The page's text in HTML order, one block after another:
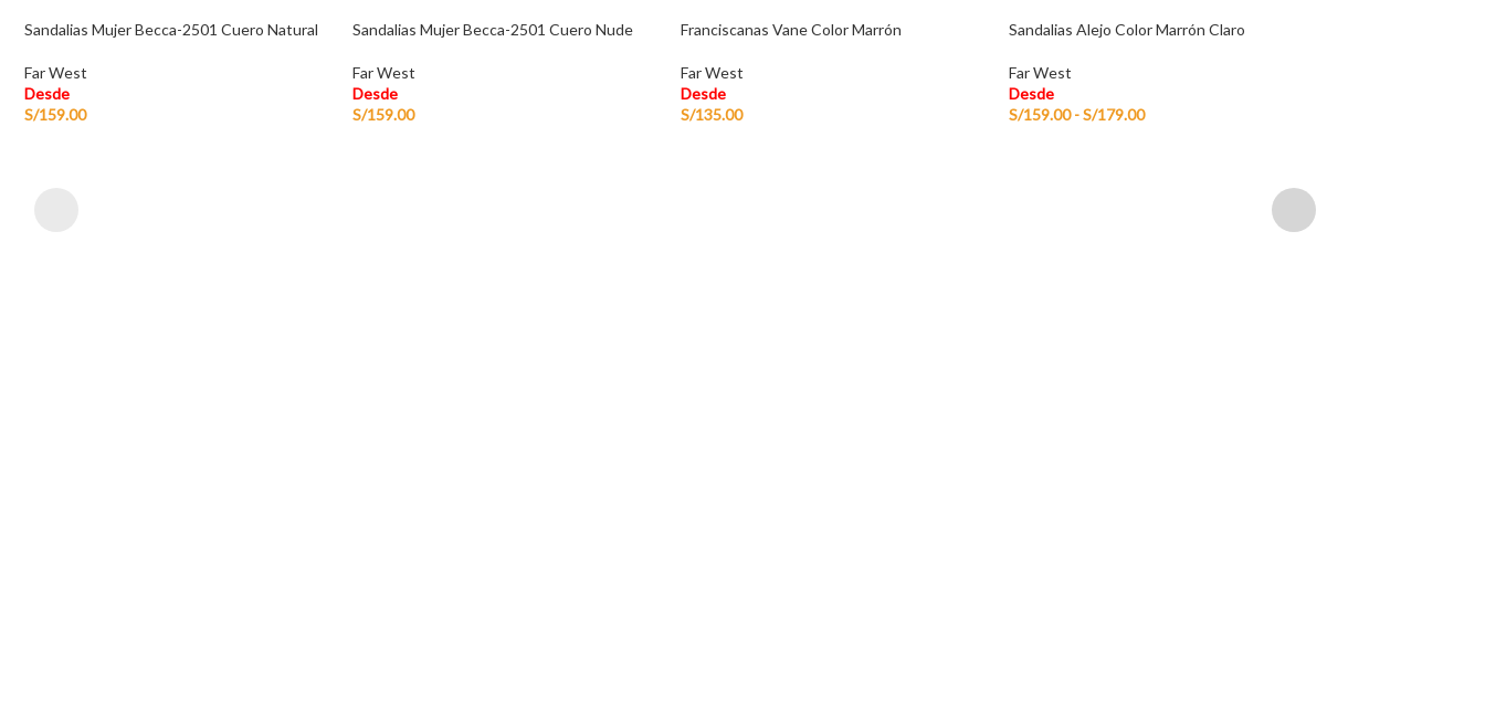
Sandalias Mujer Becca-2501 Cuero Natural
Far West
Desde
S/159.00
Sandalias Mujer Becca-2501 Cuero Nude
Far West
Desde
S/159.00
Franciscanas Vane Color Marrón
Far West
Desde
S/135.00
Sandalias Alejo Color Marrón Claro
Far West
Desde
S/159.00 -S/179.00